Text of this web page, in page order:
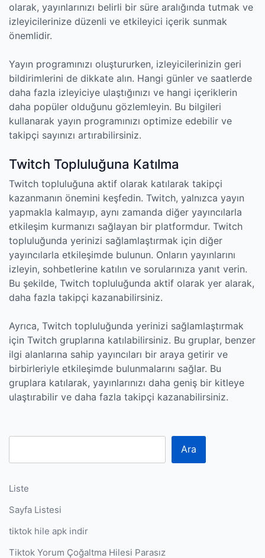
olarak, yayınlarınızı belirli bir süre aralığında tutmak ve
izleyicilerinize düzenli ve etkileyici içerik sunmak
önemlidir.
Yayın programınızı oluştururken, izleyicilerinizin geri
bildirimlerini de dikkate alın. Hangi günler ve saatlerde
daha fazla izleyiciye ulaştığınızı ve hangi içeriklerin
daha popüler olduğunu gözlemleyin. Bu bilgileri
kullanarak yayın programınızı optimize edebilir ve
takipçi sayınızı artırabilirsiniz.
Twitch Topluluğuna Katılma
Twitch topluluğuna aktif olarak katılarak takipçi
kazanmanın önemini keşfedin. Twitch, yalnızca yayın
yapmakla kalmayıp, aynı zamanda diğer yayıncılarla
etkileşim kurmanızı sağlayan bir platformdur. Twitch
topluluğunda yerinizi sağlamlaştırmak için diğer
yayıncılarla etkileşimde bulunun. Onların yayınlarını
izleyin, sohbetlerine katılın ve sorularınıza yanıt verin.
Bu şekilde, Twitch topluluğunda aktif olarak yer alarak,
daha fazla takipçi kazanabilirsiniz.
Ayrıca, Twitch topluluğunda yerinizi sağlamlaştırmak
için Twitch gruplarına katılabilirsiniz. Bu gruplar, benzer
ilgi alanlarına sahip yayıncıları bir araya getirir ve
birbirleriyle etkileşimde bulunmalarını sağlar. Bu
gruplara katılarak, yayınlarınızı daha geniş bir kitleye
ulaştırabilir ve daha fazla takipçi kazanabilirsiniz.
Ara
Liste
Sayfa Listesi
tiktok hile apk indir
Tiktok Yorum Çoğaltma Hilesi Parasız